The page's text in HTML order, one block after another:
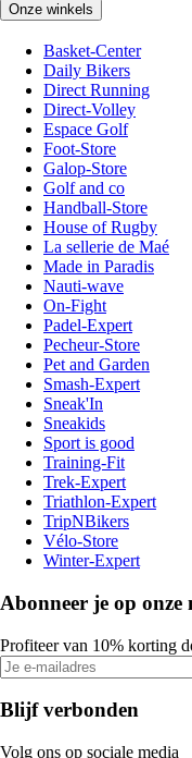
Onze winkels
Basket-Center
Daily Bikers
Direct Running
Direct-Volley
Espace Golf
Foot-Store
Galop-Store
Golf and co
Handball-Store
House of Rugby
La sellerie de Maé
Made in Paradis
Nauti-wave
On-Fight
Padel-Expert
Pecheur-Store
Pet and Garden
Smash-Expert
Sneak'In
Sneakids
Sport is good
Training-Fit
Trek-Expert
Triathlon-Expert
TripNBikers
Vélo-Store
Winter-Expert
Abonneer je op onze
Profiteer van 10% korting
Blijf verbonden
Volg ons op sociale media